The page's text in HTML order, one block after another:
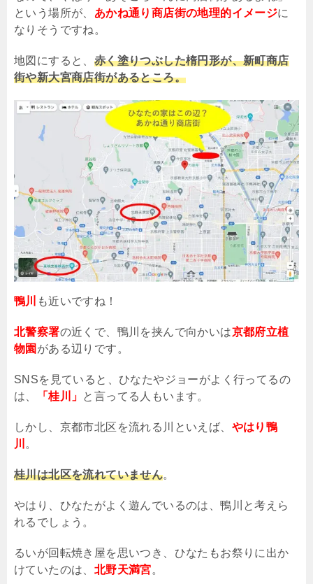
という場所が、 あかね通り商店街の地理的イメージに
なりそうですね。
地図にすると、 赤く塗りつぶした楕円形が、新町商店
街や新大宮商店街があるところ。
鴨川 も近いですね！
北警察署の近くで、鴨川を挟んで向かいは京都府立植
物園 がある辺りです。
SNSを見ていると、ひなたやジョーがよく行ってるの
は、
「桂川」 と言ってる人もいます。
しかし、京都市北区を流れる川といえば、 やはり鴨
川 。
桂川は北区を流れていません。
やはり、ひなたがよく遊んでいるのは、鴨川と考えら
れるでしょう。
るいが回転焼き屋を思いつき、ひなたもお祭りに出か
けていたのは、 北野天満宮。